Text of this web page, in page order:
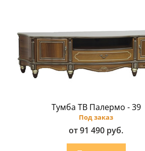
Тумба ТВ Палермо - 39
Под заказ
от 91 490 руб.